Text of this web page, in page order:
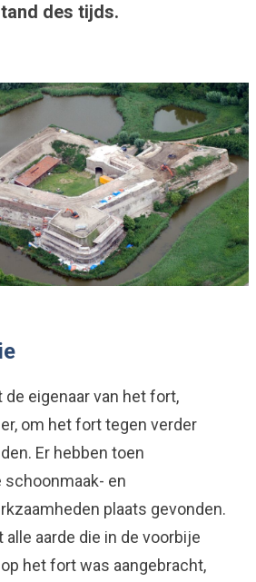
des tijds.
de eigenaar van het fort,
om het fort tegen verder
Er hebben toen
en
plaats gevonden.
aarde die in de voorbije
het fort was aangebracht,